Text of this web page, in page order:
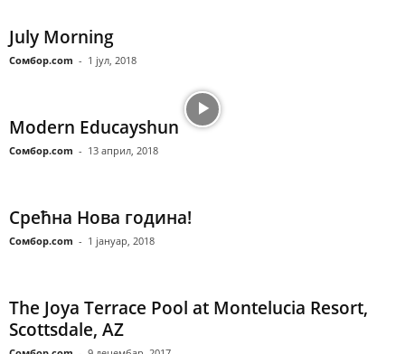
July Morning
Сомбор.com - 1 јул, 2018
Modern Educayshun
Сомбор.com - 13 април, 2018
Срећна Нова година!
Сомбор.com - 1 јануар, 2018
The Joya Terrace Pool at Montelucia Resort,
Scottsdale, AZ